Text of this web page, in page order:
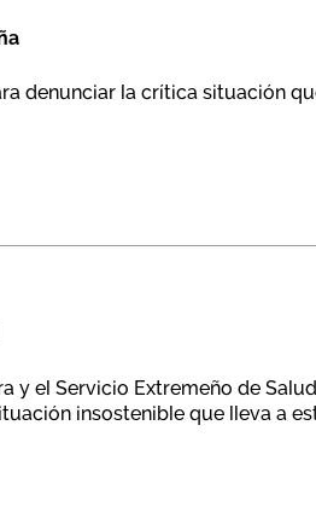
denunciar la crítica situación
y el Servicio Extremeño de
insostenible que lleva a